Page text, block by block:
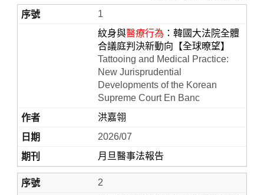
Home
1
紋身與醫療行為 ：韓國大法院全體
合議庭判決新動向【全球暸望】
Tattooing and Medical Practice:
New Jurisprudential
Developments of the Korean
Supreme Court En Banc
洪嘉翎
2026/07
月旦醫事法報告
2